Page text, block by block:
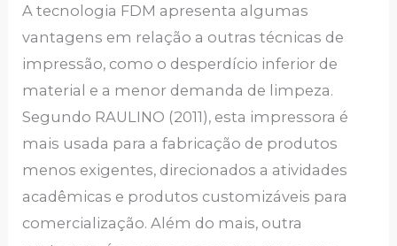
A tecnologia FDM apresenta algumas
vantagens em relação a outras técnicas de
impressão, como o desperdício inferior de
material e a menor demanda de limpeza.
Segundo RAULINO (2011), esta impressora é
mais usada para a fabricação de produtos
menos exigentes, direcionados a atividades
acadêmicas e produtos customizáveis para
comercialização. Além do mais, outra